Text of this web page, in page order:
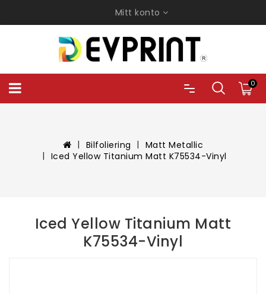
Mitt konto
0
Bilfoliering
Matt Metallic
Iced Yellow Titanium Matt K75534-Vinyl
Iced Yellow Titanium Matt
K75534-Vinyl